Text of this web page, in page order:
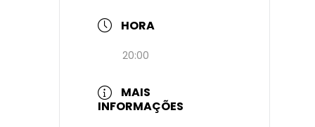
HORA
20:00
MAIS
INFORMAÇÕES